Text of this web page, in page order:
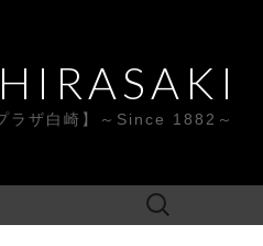
ラザ白崎】～Since 1882～
検
索: